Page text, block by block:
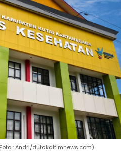
: Andri/dutakaltimnews.com)